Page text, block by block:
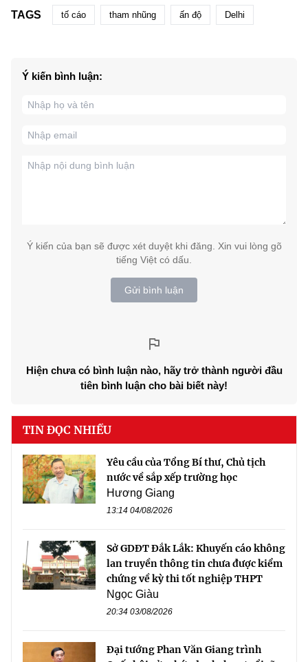
TAGS tố cáo tham nhũng ấn độ Delhi
Ý kiến bình luận:
Ý kiến của bạn sẽ được xét duyệt khi đăng. Xin vui lòng gõ
tiếng Việt có dấu.
Gửi bình luận
Hiện chưa có bình luận nào, hãy trở thành người đầu
tiên bình luận cho bài biết này!
TIN ĐỌC NHIỀU
Yêu cầu của Tổng Bí thư, Chủ tịch
nước về sắp xếp trường học
Hương Giang
13:14 04/08/2026
Sở GDĐT Đắk Lắk: Khuyến cáo không
lan truyền thông tin chưa được kiểm
chứng về kỳ thi tốt nghiệp THPT
Ngọc Giàu
20:34 03/08/2026
Đại tướng Phan Văn Giang trình